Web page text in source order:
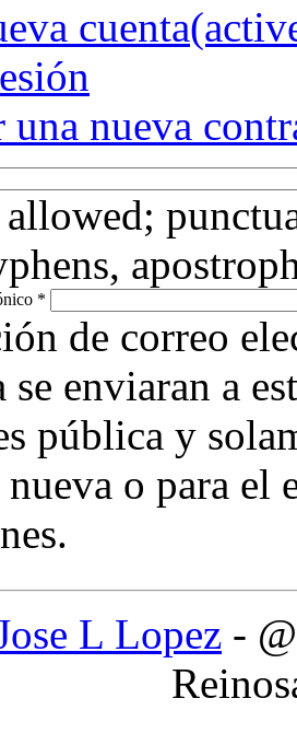
cuenta
nueva
allowed;
*
de correo
se enviaran a
pública y
nueva o para
L Lopez -